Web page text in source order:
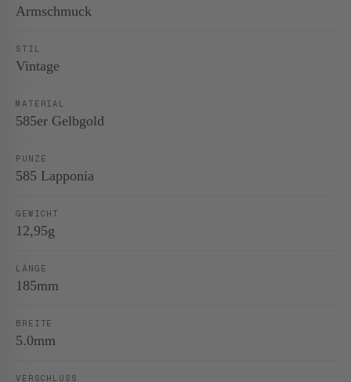
Armschmuck
STIL
Vintage
MATERIAL
585er Gelbgold
PUNZE
585 Lapponia
GEWICHT
12,95g
LÄNGE
185mm
BREITE
5.0mm
VERSCHLUSS